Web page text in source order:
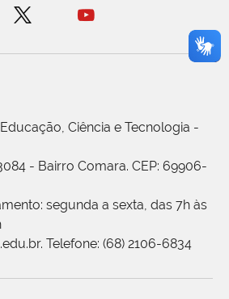
Ciência e Tecnologia -
- Bairro Comara. CEP: 69906-
segunda a sexta, das 7h às
Telefone: (68) 2106-6834